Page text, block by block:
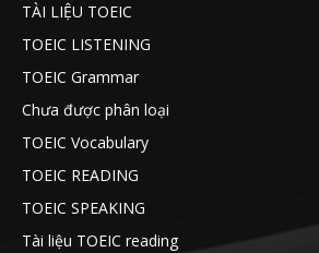
TÀI LIỆU TOEIC
TOEIC LISTENING
TOEIC Grammar
Chưa được phân loại
TOEIC Vocabulary
TOEIC READING
TOEIC SPEAKING
Tài liệu TOEIC reading